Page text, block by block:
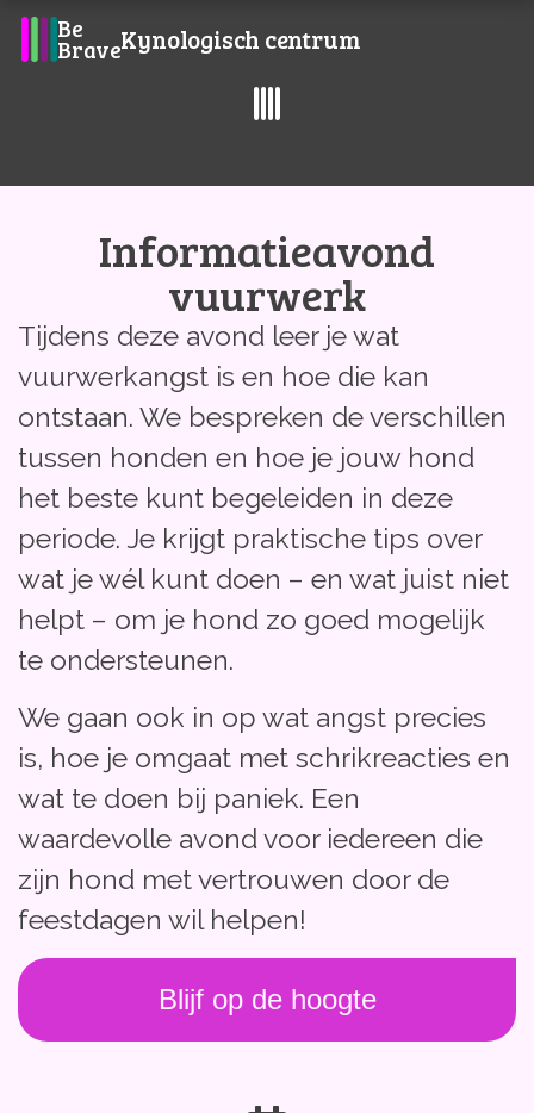
Be
BraveKynologisch centrum
Open de WOEF-app
Informatieavond
vuurwerk
Tijdens deze avond leer je wat
vuurwerkangst is en hoe die kan
ontstaan. We bespreken de verschillen
tussen honden en hoe je jouw hond
het beste kunt begeleiden in deze
periode. Je krijgt praktische tips over
wat je wél kunt doen – en wat juist niet
helpt – om je hond zo goed mogelijk
te ondersteunen.
We gaan ook in op wat angst precies
is, hoe je omgaat met schrikreacties en
wat te doen bij paniek. Een
waardevolle avond voor iedereen die
zijn hond met vertrouwen door de
feestdagen wil helpen!
Blijf op de hoogte